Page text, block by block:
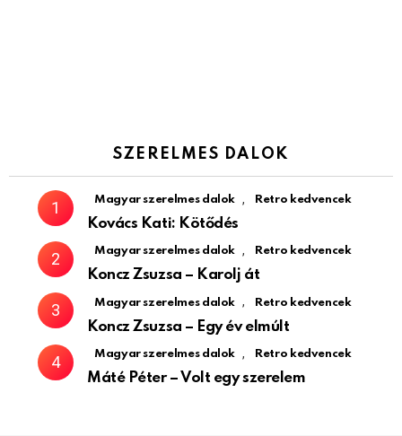
SZERELMES DALOK
Magyar szerelmes dalok , Retro kedvencek
Kovács Kati: Kötődés
Magyar szerelmes dalok , Retro kedvencek
Koncz Zsuzsa – Karolj át
Magyar szerelmes dalok , Retro kedvencek
Koncz Zsuzsa – Egy év elmúlt
Magyar szerelmes dalok , Retro kedvencek
Máté Péter – Volt egy szerelem